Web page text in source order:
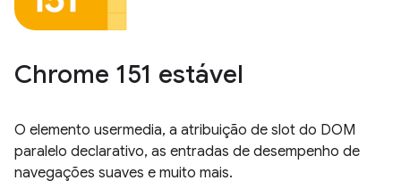
Chrome 151 estável
O elemento usermedia, a atribuição de slot do DOM
paralelo declarativo, as entradas de desempenho de
navegações suaves e muito mais.